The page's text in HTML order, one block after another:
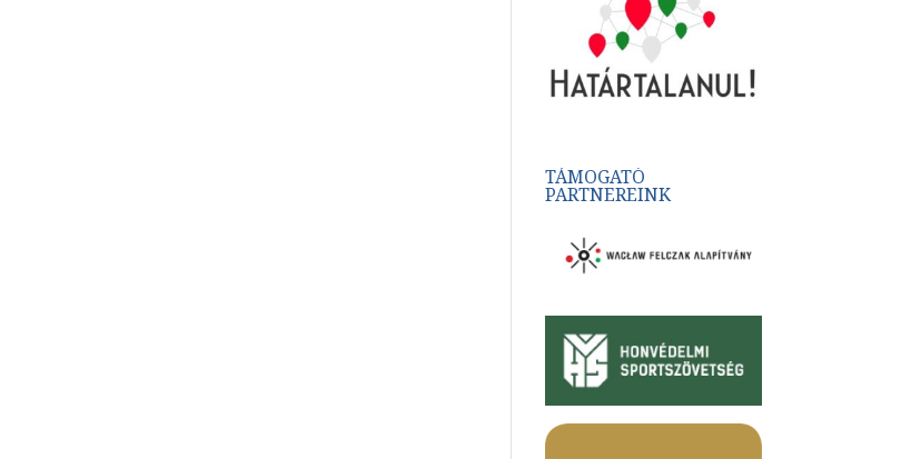
TÁMOGATÓ
PARTNEREINK